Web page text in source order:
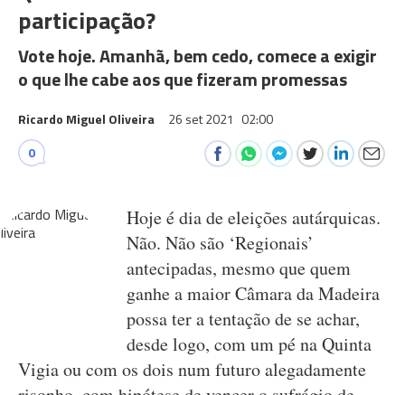
participação?
Vote hoje. Amanhã, bem cedo, comece a exigir
o que lhe cabe aos que fizeram promessas
Ricardo Miguel Oliveira 26 set 2021 02:00
0
Hoje é dia de eleições autárquicas.
Não. Não são ‘Regionais’
antecipadas, mesmo que quem
ganhe a maior Câmara da Madeira
possa ter a tentação de se achar,
desde logo, com um pé na Quinta
Vigia ou com os dois num futuro alegadamente